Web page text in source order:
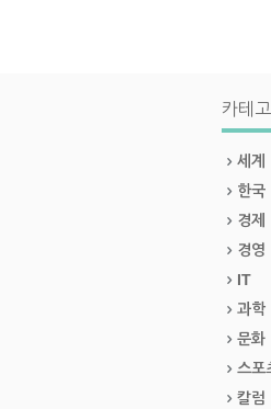
카테고
세계
한국
경제
경영
IT
과학
문화
스포
칼럼